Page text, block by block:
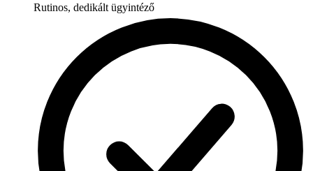
Rutinos, dedikált ügyintéző